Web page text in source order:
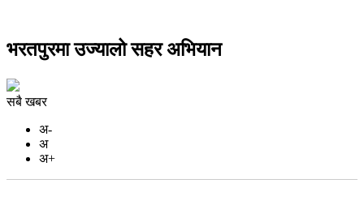
भरतपुरमा उज्यालो सहर अभियान
सबै खबर
अ-
अ
अ+